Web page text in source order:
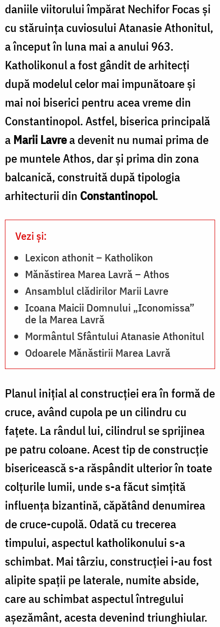
daniile viitorului împărat Nechifor Focas şi
cu stăruinţa cuviosului Atanasie Athonitul,
a început în luna mai a anului 963.
Katholikonul a fost gândit de arhitecţi
după modelul celor mai impunătoare şi
mai noi biserici pentru acea vreme din
Constantinopol. Astfel, biserica principală
aMarii Lavrea devenit nu numai prima de
pe muntele Athos, dar şi prima din zona
balcanică, construită după tipologia
arhitecturii din Constantinopol.
Vezi și:
Lexicon athonit – Katholikon
Mănăstirea Marea Lavră – Athos
Ansamblul clădirilor Marii Lavre
Icoana Maicii Domnului „Iconomissa”
de la Marea Lavră
Mormântul Sfântului Atanasie Athonitul
Odoarele Mănăstirii Marea Lavră
Planul iniţial al construcţiei era în formă de
cruce, având cupola pe un cilindru cu
faţete. La rândul lui, cilindrul se sprijinea
pe patru coloane. Acest tip de construcţie
bisericească s-a răspândit ulterior în toate
colţurile lumii, unde s-a făcut simţită
influenţa bizantină, căpătând denumirea
de cruce-cupolă. Odată cu trecerea
timpului, aspectul katholikonului s-a
schimbat. Mai târziu, construcţiei i-au fost
alipite spaţii pe laterale, numite abside,
care au schimbat aspectul întregului
aşezământ, acesta devenind triunghiular.